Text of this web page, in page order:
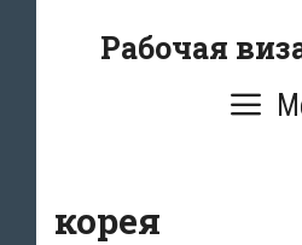
Рабочая
корея